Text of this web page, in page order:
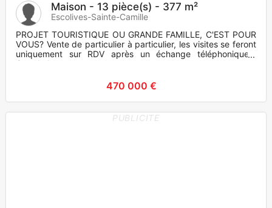
Maison - 13 pièce(s) - 377 m²
Escolives-Sainte-Camille
PROJET TOURISTIQUE OU GRANDE FAMILLE, C'EST POUR
VOUS? Vente de particulier à particulier, les visites se feront
uniquement sur RDV après un échange téléphonique...
Grande long
470 000 €
PUBLICITE